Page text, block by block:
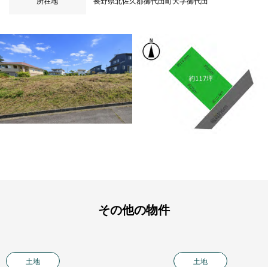
その他の物件
土地 土地